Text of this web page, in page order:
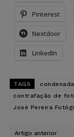
Pinterest
Nextdoor
LinkedIn
TAGS condenada
contrafação de
José Pereira
Artigo anterior